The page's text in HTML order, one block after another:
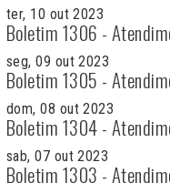
ter, 10 out 2023
Boletim 1306 -
seg, 09 out 2023
Boletim 1305 -
dom, 08 out 2023
Boletim 1304 -
sab, 07 out 2023
Boletim 1303 -